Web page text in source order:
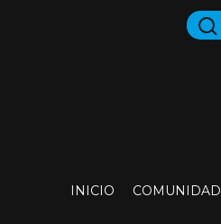
INICIO COMUNIDAD